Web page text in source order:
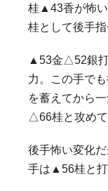
桂▲43香が怖
桂として後手指
▲53金△52銀
力。この手で
を蓄えてから
△66桂と攻めて
後手怖い変化
手は▲56桂と打